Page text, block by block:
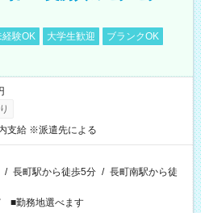
験OK 大学生歓迎
ブランクOK
支給 ※派遣先による
/ 長町駅から徒歩5分 / 長町南駅から徒
■勤務地選べます